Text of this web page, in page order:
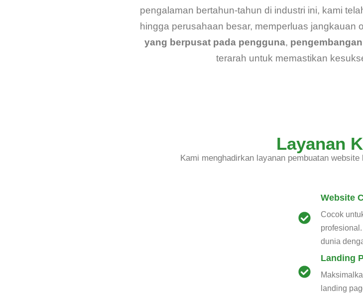
pengalaman bertahun-tahun di industri ini, kami
hingga perusahaan besar, memperluas jangkauan
yang berpusat pada pengguna,
terarah untuk memastikan
Layanan
Kami menghadirkan layanan pembuatan
Website
Cocok
dunia
Landing
landing